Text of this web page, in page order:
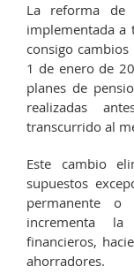
La reforma de
implementada a
consigo
1 de enero de
planes de
realizadas
transcurrido al
Este cambio
supuestos
permanente o
incrementa
financieros,
ahorradores.